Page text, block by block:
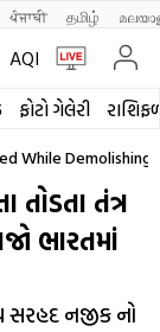
ਪੰਜਾਬੀ தமிழ்
AQI
ફોટો ગેલેરી
While Demolishing
તોડતા તંત્ર
ભારતમાં
સરહદ નજીક નો